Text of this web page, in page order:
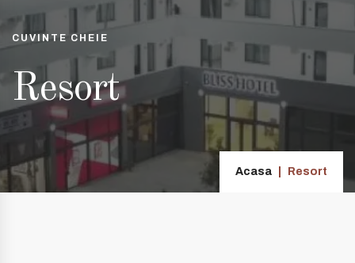
CUVINTE CHEIE
Resort
Acasa Resort